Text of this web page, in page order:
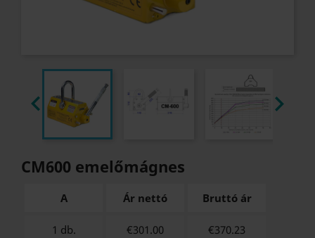
 
CM600 emelőmágnes
A Ár nettó Bruttó ár
1 db. €301.00 €370.23